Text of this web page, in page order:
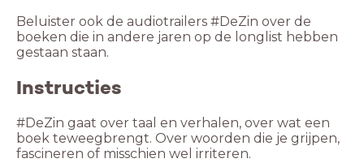
Beluister ook de audiotrailers #DeZin over de
boeken die in andere jaren op de longlist hebben
gestaan staan.
Instructies
#DeZin gaat over taal en verhalen, over wat een
boek teweegbrengt. Over woorden die je grijpen,
fascineren of misschien wel irriteren.